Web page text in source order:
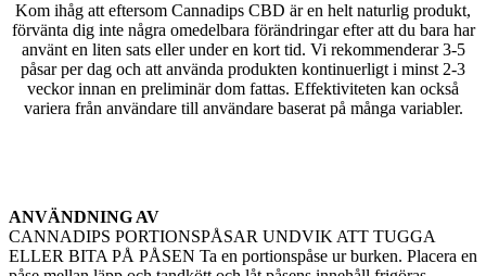
Kom ihåg att eftersom Cannadips CBD är en helt naturlig produkt,
förvänta dig inte några omedelbara förändringar efter att du bara har
använt en liten sats eller under en kort tid. Vi rekommenderar 3-5
påsar per dag och att använda produkten kontinuerligt i minst 2-3
veckor innan en preliminär dom fattas. Effektiviteten kan också
variera från användare till användare baserat på många variabler.
ANVÄNDNING AV
CANNADIPS PORTIONSPÅSAR UNDVIK ATT TUGGA
ELLER BITA PÅ PÅSEN Ta en portionspåse ur burken. Placera en